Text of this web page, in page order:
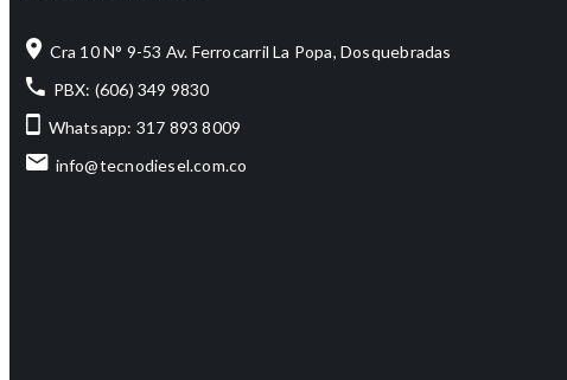
Cra 10 N° 9-53 Av. Ferrocarril La Popa, Dosquebradas
PBX: (606) 349 9830
Whatsapp: 317 893 8009
info@tecnodiesel.com.co